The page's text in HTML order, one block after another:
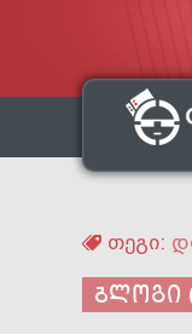
თეგი:
ᲑᲚᲝᲒᲘ